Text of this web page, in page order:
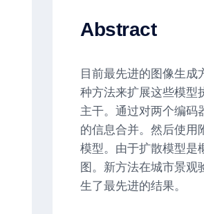
Abstract
目前最先进的图像生成
种方法来扩展这些模型
主干。通过对两个编码
的信息合并。然后使用
模型。由于扩散模型是
图。 新方法在城市景观
生了最先进的结果。